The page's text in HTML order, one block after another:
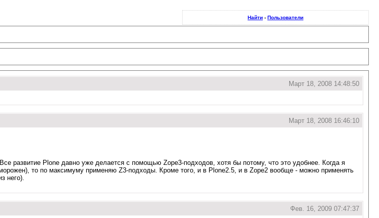
Найти - Пользователи
Март 18, 2008 14:48:50
Март 18, 2008 16:46:10
развитие Plone давно уже делается с помощью Zope3-подходов, хотя бы потому, что это удобнее. Когда я
то по максимуму применяю Z3-подходы. Кроме того, и в Plone2.5, и в Zope2 вообще - можно применять
него).
Фев. 16, 2009 07:47:37